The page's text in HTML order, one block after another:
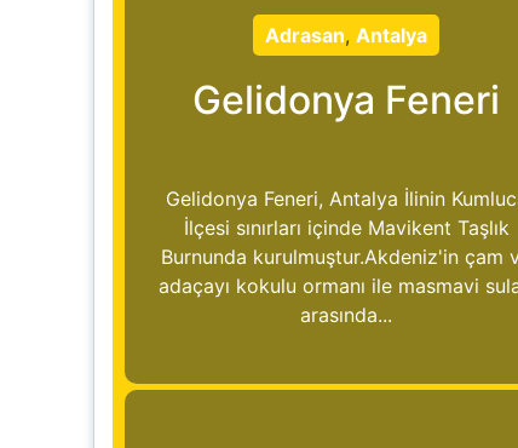
Adrasan,Antalya
Gelidonya Feneri
Gelidonya Feneri, Antalya İlinin
İlçesi sınırları içinde Mavikent Taşlık
Burnunda kurulmuştur.Akdeniz'in çam
adaçayı kokulu ormanı ile masmavi
arasında...